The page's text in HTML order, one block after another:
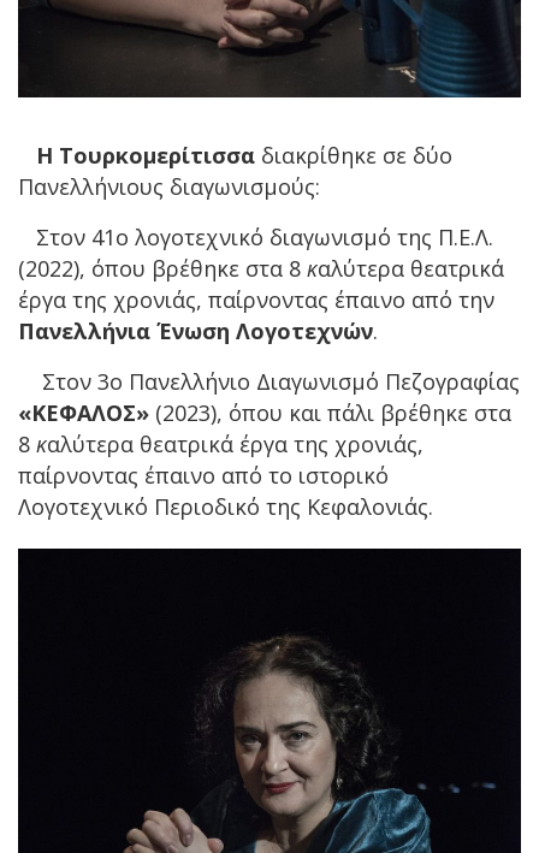
Η Τουρκομερίτισσα διακρίθηκε σε δύο
Πανελλήνιους διαγωνισμούς:
Στον 41ο λογοτεχνικό διαγωνισμό της Π.Ε.Λ.
(2022), όπου βρέθηκε στα 8 καλύτερα θεατρικά
έργα της χρονιάς, παίρνοντας έπαινο από την
Πανελλήνια Ένωση Λογοτεχνών.
Στον 3ο Πανελλήνιο Διαγωνισμό Πεζογραφίας
«ΚΕΦΑΛΟΣ» (2023), όπου και πάλι βρέθηκε στα
8 καλύτερα θεατρικά έργα της χρονιάς,
παίρνοντας έπαινο από το ιστορικό
Λογοτεχνικό Περιοδικό της Κεφαλονιάς.